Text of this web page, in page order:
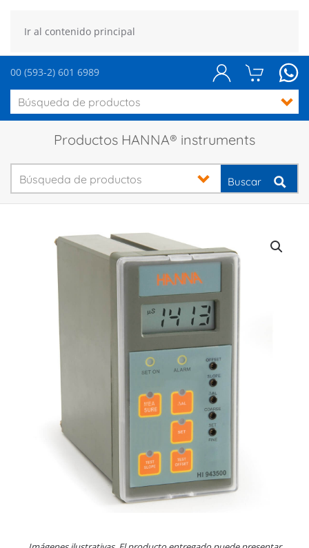
Ir al contenido principal
00 (593-2) 601 6989
Productos HANNA® instruments
Buscar